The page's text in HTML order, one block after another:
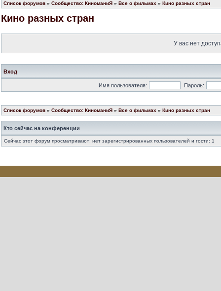
Список форумов » Сообщество: КиноманиЯ » Все о фильмах » Кино разных стран
Кино разных стран
У вас нет
Вход
Имя пользователя: Пароль:
Список форумов » Сообщество: КиноманиЯ » Все о фильмах » Кино разных стран
Кто сейчас на конференции
Сейчас этот форум просматривают: нет зарегистрированных пользователей и гости: 1